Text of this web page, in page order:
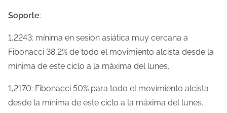
Soporte:
1,2243: mínima en sesión asiática muy cercana a
Fibonacci 38,2% de todo el movimiento alcista desde la
mínima de este ciclo a la máxima del lunes.
1,2170: Fibonacci 50% para todo el movimiento alcista
desde la mínima de este ciclo a la máxima del lunes.